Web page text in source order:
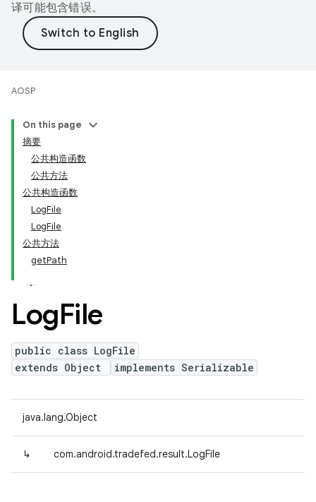
译可能包含错误。
AOSP
On this page
摘要
公共构造函数
公共方法
公共构造函数
LogFile
LogFile
公共方法
getPath
LogFile
public class LogFile
extends Object
implements Serializable
java.lang.Object
↳ com.android.tradefed.result.LogFile